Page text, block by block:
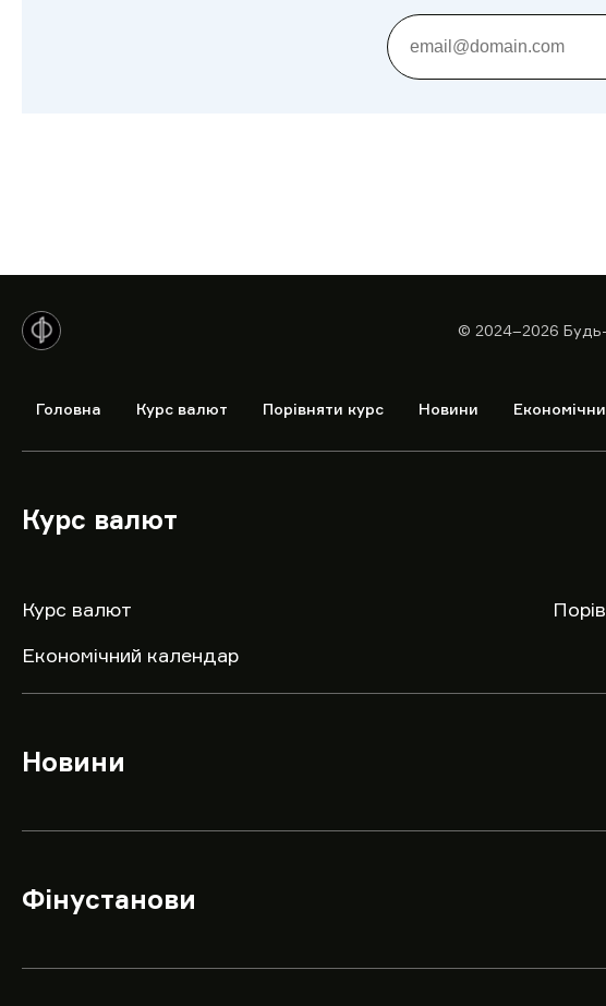
© 2024–2026
Головна Курс валют Порівняти курс Новини
Курс валют
Курс валют
Економічний календар
Новини
Фінустанови